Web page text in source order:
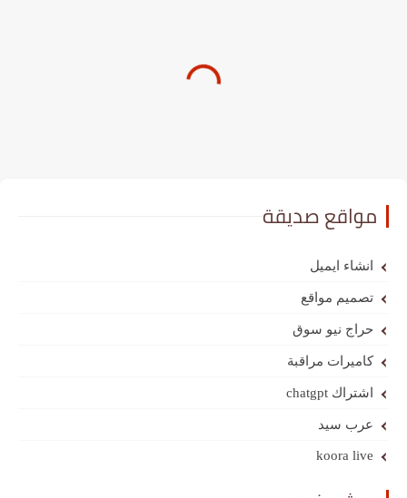
مواقع صديقة
انشاء ايميل
تصميم مواقع
حراج نيو سوق
كاميرات مراقبة
اشتراك chatgpt
عرب سيد
koora live